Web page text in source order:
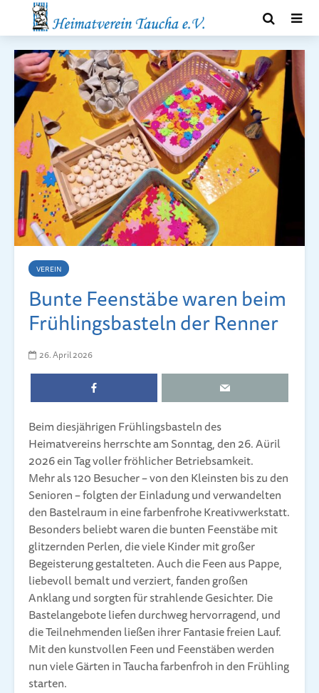
VEREIN
Bunte Feenstäbe waren beim
Frühlingsbasteln der Renner
26. April 2026
Beim diesjährigen Frühlingsbasteln des
Heimatvereins herrschte am Sonntag, den 26. Aüril
2026 ein Tag voller fröhlicher Betriebsamkeit.
Mehr als 120 Besucher – von den Kleinsten bis zu den
Senioren – folgten der Einladung und verwandelten
den Bastelraum in eine farbenfrohe Kreativwerkstatt.
Besonders beliebt waren die bunten Feenstäbe mit
glitzernden Perlen, die viele Kinder mit großer
Begeisterung gestalteten. Auch die Feen aus Pappe,
liebevoll bemalt und verziert, fanden großen
Anklang und sorgten für strahlende Gesichter. Die
Bastelangebote liefen durchweg hervorragend, und
die Teilnehmenden ließen ihrer Fantasie freien Lauf.
Mit den kunstvollen Feen und Feenstäben werden
nun viele Gärten in Taucha farbenfroh in den Frühling
starten.